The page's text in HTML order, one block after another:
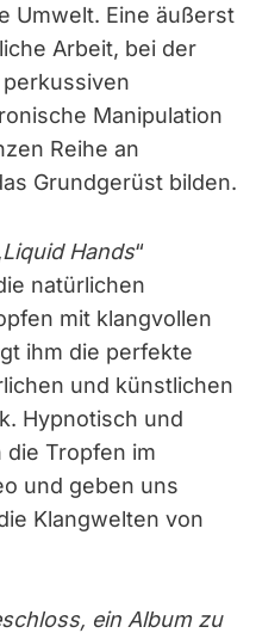
Umwelt. Eine äußerst
Arbeit, bei der
Manipulation
Reihe an
Grundgerüst bilden.
Liquid Hands“
natürlichen
mit klangvollen
ihm die perfekte
und künstlichen
Hypnotisch und
Tropfen im
und geben uns
Klangwelten von
ein Album zu